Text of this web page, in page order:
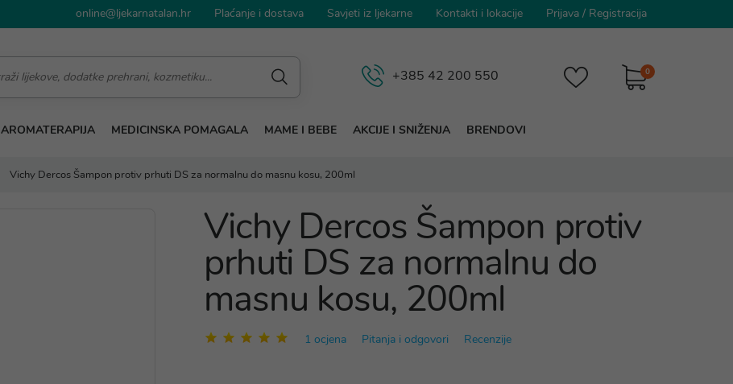
online@ljekarnatalan.hr Plaćanje i dostava Savjeti iz ljekarne Kontakti i lokacije Prijava / Registracija
0
+385 42 200 550
AROMATERAPIJA MEDICINSKA POMAGALA MAME I BEBE AKCIJE I SNIŽENJA BRENDOVI
Vichy Dercos Šampon protiv prhuti DS za normalnu do masnu kosu, 200ml
Vichy Dercos Šampon protiv
prhuti DS za normalnu do
masnu kosu, 200ml
1 ocjena Pitanja i odgovori Recenzije